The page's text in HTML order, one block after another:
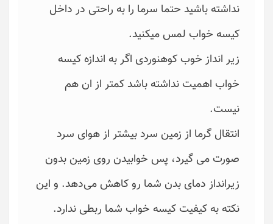
نداشته باشید حتما سرما را به راحتی در داخل
کیسه خواب لمس میکنید.
زیر انداز خوب کوهنوردی اگر به اندازه کیسه
خواب اهمیت نداشته باشد کمتر از ان هم
نیست.
انتقال گرما از زمین سرد بیشتر از هوای سرد
صورت می گیرد، پس خوابیدن روی زمین بدون
زیرانداز دمای بدن شما رو کاهش می‌دهد. و این
نکته به کیفیت کیسه خواب شما ربطی ندارد.